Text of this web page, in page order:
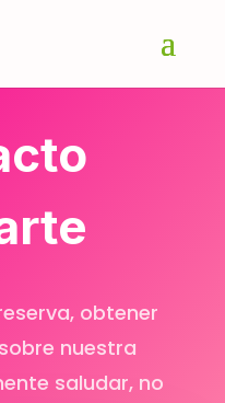
obtener
nuestra
saludar, no